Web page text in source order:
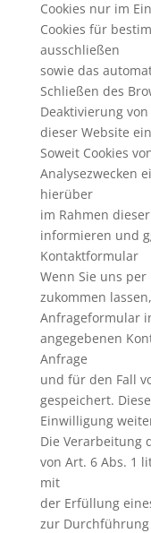
Cookies nur im
Cookies für
ausschließen
sowie das
Schließen des
Deaktivierung
dieser Website
Soweit Cookies
Analysezwecken
hierüber
im Rahmen
informieren und
Kontaktformular
Wenn Sie uns
zukommen
Anfrageformular
angegebenen
Anfrage
und für den Fall
gespeichert.
Einwilligung
Die Verarbeitung
von Art. 6 Abs. 1
mit
der Erfüllung
zur